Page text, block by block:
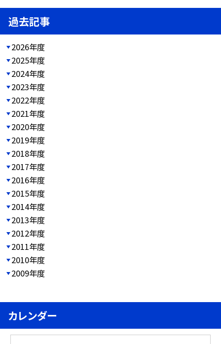
過去記事
2026年度
2025年度
2024年度
2023年度
2022年度
2021年度
2020年度
2019年度
2018年度
2017年度
2016年度
2015年度
2014年度
2013年度
2012年度
2011年度
2010年度
2009年度
カレンダー